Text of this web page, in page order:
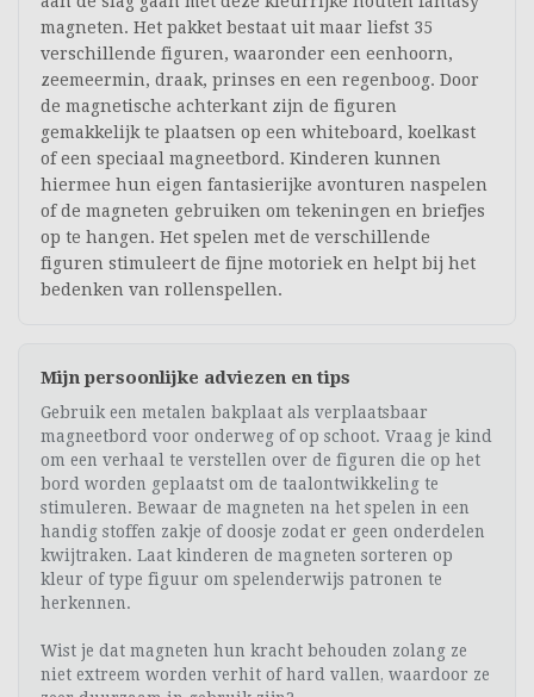
magneten. Het pakket bestaat uit maar liefst 35
verschillende figuren, waaronder een eenhoorn,
zeemeermin, draak, prinses en een regenboog. Door
de magnetische achterkant zijn de figuren
gemakkelijk te plaatsen op een whiteboard, koelkast
of een speciaal magneetbord. Kinderen kunnen
hiermee hun eigen fantasierijke avonturen naspelen
of de magneten gebruiken om tekeningen en briefjes
op te hangen. Het spelen met de verschillende
figuren stimuleert de fijne motoriek en helpt bij het
bedenken van rollenspellen.
Mijn persoonlijke adviezen en tips
Gebruik een metalen bakplaat als verplaatsbaar
magneetbord voor onderweg of op schoot. Vraag je kind
om een verhaal te verstellen over de figuren die op het
bord worden geplaatst om de taalontwikkeling te
stimuleren. Bewaar de magneten na het spelen in een
handig stoffen zakje of doosje zodat er geen onderdelen
kwijtraken. Laat kinderen de magneten sorteren op
kleur of type figuur om spelenderwijs patronen te
herkennen.
Wist je dat magneten hun kracht behouden zolang ze
niet extreem worden verhit of hard vallen, waardoor ze